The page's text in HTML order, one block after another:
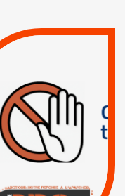
INTERNATIONAL ?
TRUMP, MACRON :
MÊME COMBAT
| Actus |
| Boycott militaire |